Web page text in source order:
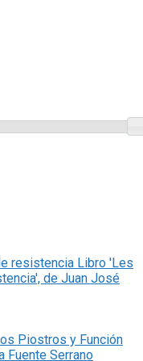
Libro 'Les
de Juan José